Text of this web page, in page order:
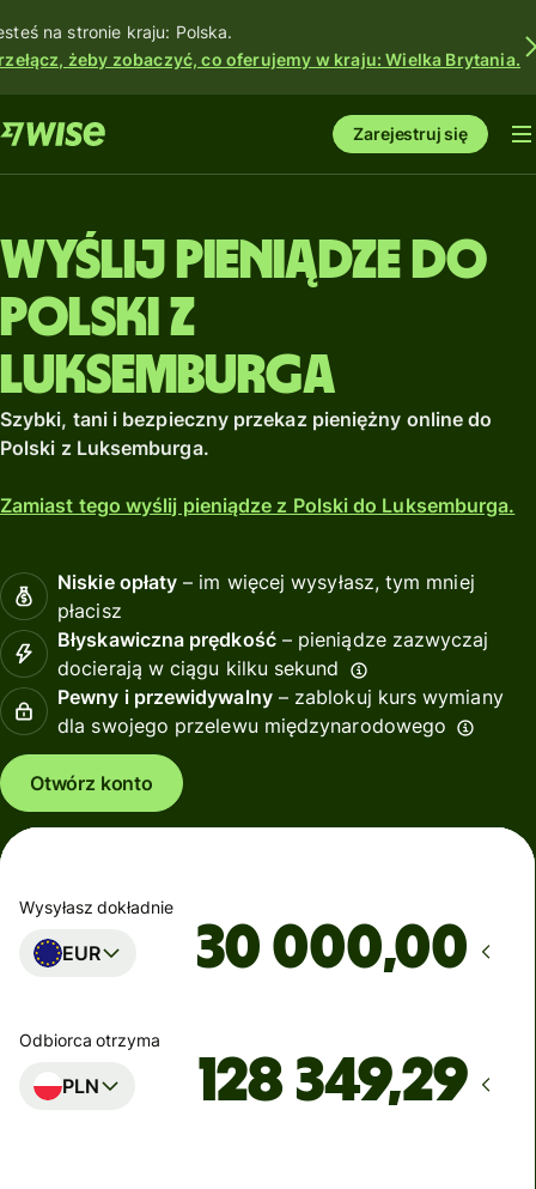
na stronie kraju: Polska.
żeby zobaczyć, co oferujemy w kraju: Wielka Brytania.
Zarejestruj się
Wyślij pieniądze do
Polski z
Luksemburga
Szybki, tani i bezpieczny przekaz pieniężny online do
Polski z Luksemburga.
Zamiast tego wyślij pieniądze z Polski do Luksemburga.
Niskie opłaty – im więcej wysyłasz, tym mniej
płacisz
Błyskawiczna prędkość– pieniądze zazwyczaj
docierają w ciągu kilku sekund
Pewny i przewidywalny– zablokuj kurs wymiany
dla swojego przelewu międzynarodowego
Otwórz konto
Wysyłasz dokładnie
EUR ,00
Odbiorca otrzyma
PLN